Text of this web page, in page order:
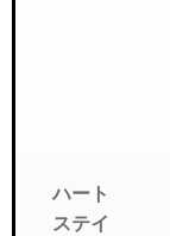
ハート
ステイ